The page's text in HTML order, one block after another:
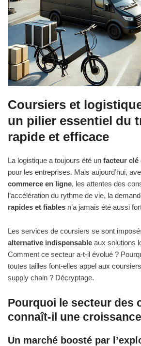
Coursiers et
un pilier essentiel du
rapide et efficace
La logistique a toujours été un facteur clé
pour les entreprises. Mais aujourd’hui,
commerce en ligne, les attentes des
l’accélération du rythme de vie, la
rapides et fiables n’a jamais été aussi
Les services de coursiers se sont
alternative indispensable aux solutions
Comment ce secteur a-t-il évolué ?
toutes tailles font-elles appel aux
supply chain ? Décryptage.
Pourquoi le secteur des
connaît-il une
Un marché boosté par